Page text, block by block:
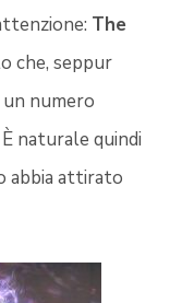
The
che, seppur
numero
naturale quindi
abbia attirato